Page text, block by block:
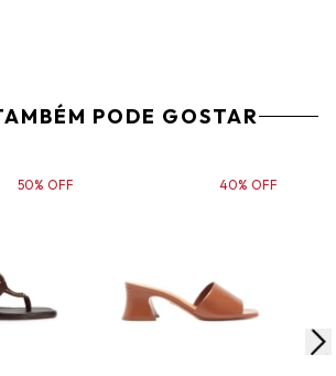
PODE GOSTAR
50% OFF 40% OFF